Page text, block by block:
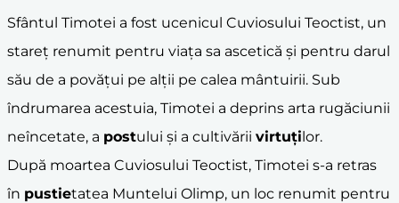
Sfântul Timotei a fost ucenicul Cuviosului Teoctist, un
stareț renumit pentru viața sa ascetică și pentru darul
său de a povățui pe alții pe calea mântuirii. Sub
îndrumarea acestuia, Timotei a deprins arta rugăciunii
neîncetate, a postului și a cultivării virtuților.
După moartea Cuviosului Teoctist, Timotei s-a retras
în pustietatea Muntelui Olimp, un loc renumit pentru